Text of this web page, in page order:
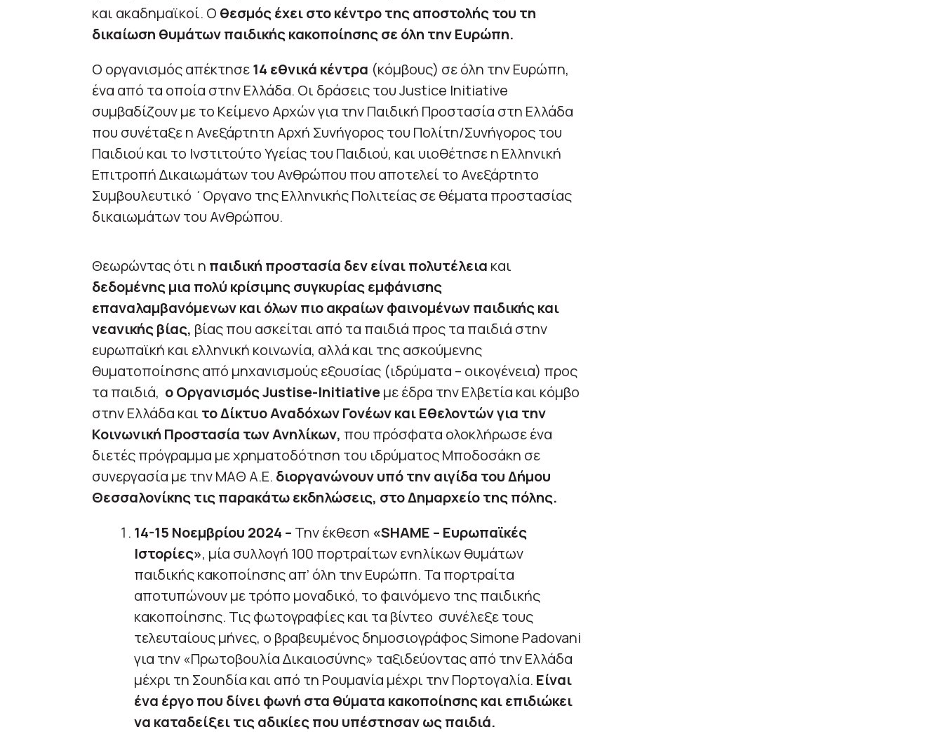
και ακαδημαϊκοί. O θεσμός έχει στο κέντρο της αποστολής του τη
δικαίωση θυμάτων παιδικής κακοποίησης σε όλη την Ευρώπη.
Ο οργανισμός απέκτησε14 εθνικά κέντρα (κόμβους) σε όλη την Ευρώπη,
ένα από τα οποία στην Ελλάδα. Οι δράσεις του Justice Initiative
συμβαδίζουν με το Κείμενο Αρχών για την Παιδική Προστασία στη Ελλάδα
που συνέταξε η Ανεξάρτητη Αρχή Συνήγορος του Πολίτη/Συνήγορος του
Παιδιού και το Ινστιτούτο Υγείας του Παιδιού, και υιοθέτησε η Ελληνική
Επιτροπή Δικαιωμάτων του Ανθρώπου που αποτελεί το Ανεξάρτητο
Συμβουλευτικό ΄Οργανο της Ελληνικής Πολιτείας σε θέματα προστασίας
δικαιωμάτων του Ανθρώπου.
Θεωρώντας ότι η παιδική προστασία δεν είναι πολυτέλεια και
δεδομένης μια πολύ κρίσιμης συγκυρίας εμφάνισης
επαναλαμβανόμενων και όλων πιο ακραίων φαινομένων παιδικής και
νεανικής βίας, βίας που ασκείται από τα παιδιά προς τα παιδιά στην
ευρωπαϊκή και ελληνική κοινωνία, αλλά και της ασκούμενης
θυματοποίησης από μηχανισμούς εξουσίας (ιδρύματα – οικογένεια) προς
τα παιδιά, ο Οργανισμός Justise-Initiativeμε έδρα την Ελβετία και κόμβο
στην Ελλάδα και το Δίκτυο Αναδόχων Γονέων και Εθελοντών για την
Κοινωνική Προστασία των Ανηλίκων, που πρόσφατα ολοκλήρωσε ένα
διετές πρόγραμμα με χρηματοδότηση του ιδρύματος Μποδοσάκη σε
συνεργασία με την ΜΑΘ Α.Ε. διοργανώνουν υπό την αιγίδα του Δήμου
Θεσσαλονίκης τις παρακάτω εκδηλώσεις, στο Δημαρχείο της πόλης.
14-15 Νοεμβρίου 2024 – Την έκθεση «SHAME – Ευρωπαϊκές
Ιστορίες», μία συλλογή 100 πορτραίτων ενηλίκων θυμάτων
παιδικής κακοποίησης απ’ όλη την Ευρώπη. Τα πορτραίτα
αποτυπώνουν με τρόπο μοναδικό, το φαινόμενο της παιδικής
κακοποίησης. Τις φωτογραφίες και τα βίντεο συνέλεξε τους
τελευταίους μήνες, ο βραβευμένος δημοσιογράφος Simone Padovani
για την «Πρωτοβουλία Δικαιοσύνης» ταξιδεύοντας από την Eλλάδα
μέχρι τη Σουηδία και από τη Ρουμανία μέχρι την Πορτογαλία. Είναι
ένα έργο που δίνει φωνή στα θύματα κακοποίησης και επιδιώκει
να καταδείξει τις αδικίες που υπέστησαν ως παιδιά.